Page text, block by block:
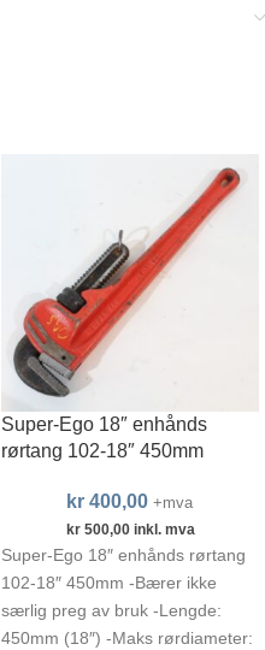
Super-Ego 18″ enhånds
rørtang 102-18″ 450mm
kr400,00 +mva
kr500,00inkl. mva
Super-Ego 18″ enhånds rørtang
102-18″ 450mm -Bærer ikke
særlig preg av bruk -Lengde:
450mm (18″) -Maks rørdiameter: